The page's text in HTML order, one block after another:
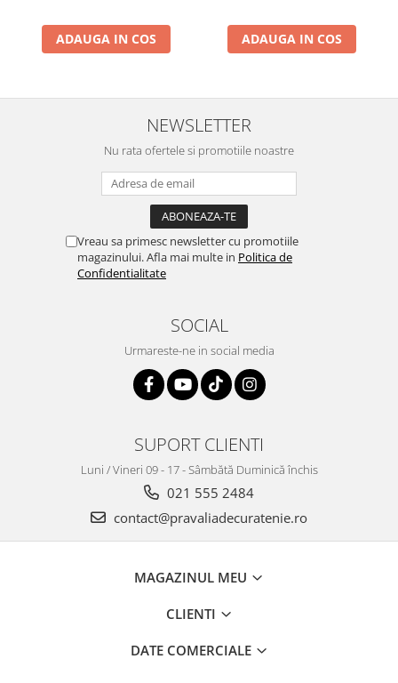
ADAUGA IN COS ADAUGA IN COS
NEWSLETTER
Nu rata ofertele si promotiile noastre
Vreau sa primesc newsletter cu promotiile
magazinului. Afla mai multe in Politica de
Confidentialitate
SOCIAL
Urmareste-ne in social media
SUPORT CLIENTI
Luni / Vineri 09 - 17 - Sâmbătă Duminică închis
021 555 2484
contact@pravaliadecuratenie.ro
MAGAZINUL MEU
CLIENTI
DATE COMERCIALE